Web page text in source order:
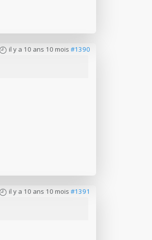
il y a 10 ans 10 mois #1390
il y a 10 ans 10 mois #1391